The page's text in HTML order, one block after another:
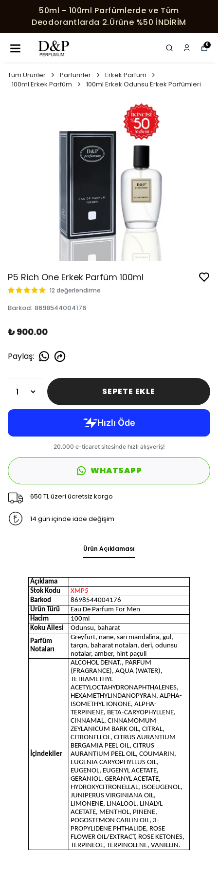
ve Tüm
%50 İNDİRİM
HER SIPARIŞE ÖZEL
0
Tüm Ürünler Parfumler
Erkek Parfüm
100ml Erkek Parfüm
100ml Erkek Odunsu Erkek Parfümleri
P5 Rich One Erkek Parfüm 100ml
12 değerlendirme
Barkod: 8698544004176
₺ 900.00
Paylaş:
SEPETE EKLE
WHATSAPP
650 TL üzeri ücretsiz kargo
14 gün içinde iade değişim
Ürün Açıklaması
Açıklama
Stok Kodu
XMP5
Barkod
8698544004176
Ürün Türü
Eau De Parfum For Men
Hacim
100ml
Koku Ailesi
Odunsu, baharat
Parfüm
Notaları
Greyfurt, nane, sarı mandalina, gül,
tarçın, baharat notaları, deri, odunsu
notalar, amber, hint paçuli
İçindekiler
ALCOHOL DENAT., PARFUM
(FRAGRANCE), AQUA (WATER),
TETRAMETHYL
ACETYLOCTAHYDRONAPHTHALENES,
HEXAMETHYLINDANOPYRAN, ALPHA-
ISOMETHYL IONONE, ALPHA-
TERPINENE, BETA-CARYOPHYLLENE,
CINNAMAL, CINNAMOMUM
ZEYLANICUM BARK OIL, CITRAL,
CITRONELLOL, CITRUS AURANTIUM
BERGAMIA PEEL OIL, CITRUS
AURANTIUM PEEL OIL, COUMARIN,
EUGENIA CARYOPHYLLUS OIL,
EUGENOL, EUGENYL ACETATE,
GERANIOL, GERANYL ACETATE,
HYDROXYCITRONELLAL, ISOEUGENOL,
JUNIPERUS VIRGINIANA OIL,
LIMONENE, LINALOOL, LINALYL
ACETATE, MENTHOL, PINENE,
POGOSTEMON CABLIN OIL, 3-
PROPYLIDENE PHTHALIDE, ROSE
FLOWER OIL/EXTRACT, ROSE KETONES,
TERPINEOL, TERPINOLENE, VANILLIN.